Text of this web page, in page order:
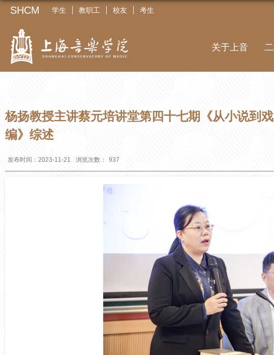
SHCM 学生 教职工 校友 考生
关于上音
杨扬教授主讲蔡元培讲堂第四十七期《从小说
编》综述
发布时间：2023-11-21 浏览次数： 937